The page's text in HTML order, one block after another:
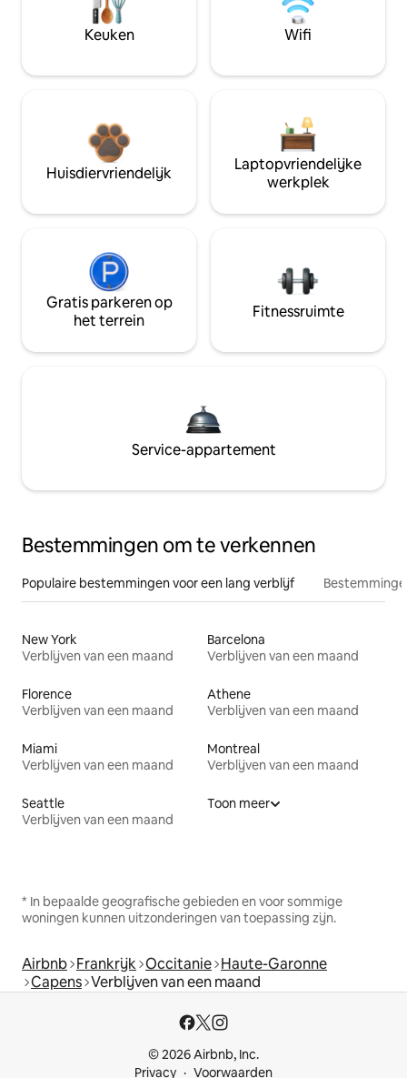
Keuken Wifi
Huisdiervriendelijk
Laptopvriendelijke
werkplek
Gratis parkeren op
het terrein
Fitnessruimte
Service-appartement
Bestemmingen om te verkennen
Populaire bestemmingen voor een lang verblijf
New York
Verblijven van een maand
Barcelona
Verblijven van een maand
Florence
Verblijven van een maand
Athene
Verblijven van een maand
Miami
Verblijven van een maand
Montreal
Verblijven van een maand
Seattle
Verblijven van een maand
Toon meer
* In bepaalde geografische gebieden en voor sommige
woningen kunnen uitzonderingen van toepassing zijn.
Airbnb Frankrijk Occitanie Haute-Garonne
Capens Verblijven van een maand
© 2026 Airbnb, Inc.
Privacy
Voorwaarden